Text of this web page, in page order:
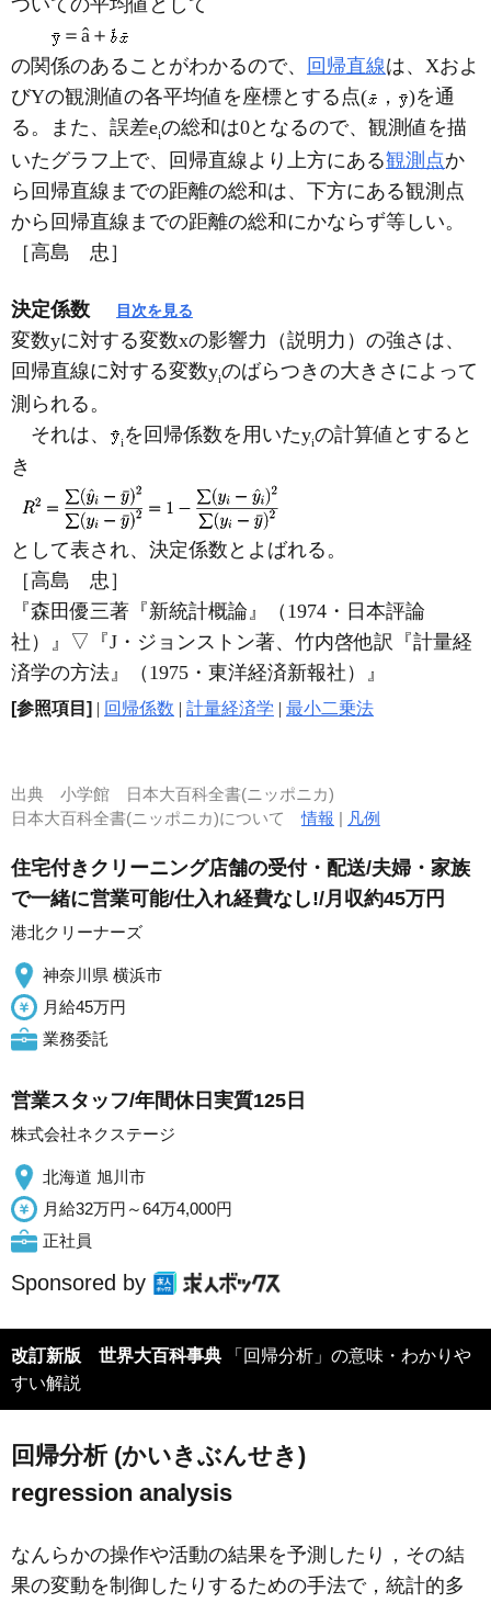
ついての平均値として
＝â＋
の関係のあることがわかるので、
回帰直線は、Xおよ
びYの観測値の各平均値を座標とする点(
，
)を通
る。また、誤差eiの総和は0となるので、観測値を描
いたグラフ上で、回帰直線より上方にある観測点か
ら回帰直線までの距離の総和は、下方にある観測点
から回帰直線までの距離の総和にかならず等しい。
［高島 忠］
決定係数 目次を見る
変数yに対する変数xの影響力（説明力）の強さは、
回帰直線に対する変数yiのばらつきの大きさによって
測られる。
それは、
i を回帰係数を用いたyiの計算値とすると
き
として表され、決定係数とよばれる。
［高島 忠］
『森田優三著『新統計概論』（1974・日本評論
社）』 ▽ 『J・ジョンストン著、竹内啓他訳『計量経
済学の方法』（1975・東洋経済新報社）』
[参照項目] | 回帰係数 | 計量経済学 | 最小二乗法
出典 小学館 日本大百科全書(ニッポニカ)
日本大百科全書(ニッポニカ)について情報 | 凡例
住宅付きクリーニング店舗の受付・配送/夫婦・家族
で一緒に営業可能/仕入れ経費なし!/月収約45万円
港北クリーナーズ
神奈川県 横浜市
月給45万円
業務委託
営業スタッフ/年間休日実質125日
株式会社ネクステージ
北海道 旭川市
月給32万円～64万4,000円
正社員
Sponsored by
改訂新版 世界大百科事典 「回帰分析」の意味・わかりや
すい解説
回帰分析 (かいきぶんせき)
regression analysis
なんらかの操作や活動の結果を予測したり，その結
果の変動を制御したりするための手法で，統計的多